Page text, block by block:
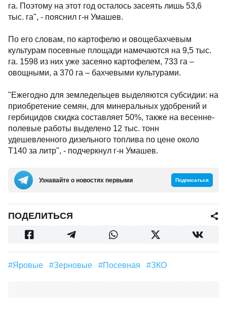
га. Поэтому на этот год осталось засеять лишь 53,6
тыс. га", - пояснил г-н Умашев.
По его словам, по картофелю и овощебахчевым
культурам посевные площади намечаются на 9,5 тыс.
га. 1598 из них уже засеяно картофелем, 733 га –
овощными, а 370 га – бахчевыми культурами.
"Ежегодно для земледельцев выделяются субсидии: на
приобретение семян, для минеральных удобрений и
гербицидов скидка составляет 50%, также на весенне-
полевые работы выделено 12 тыс. тонн
удешевленного дизельного топлива по цене около
Т140 за литр", - подчеркнул г-н Умашев.
Узнавайте о новостях первыми Подписаться
ПОДЕЛИТЬСЯ
#Яровые #зерновые #Посевная #ЗКО